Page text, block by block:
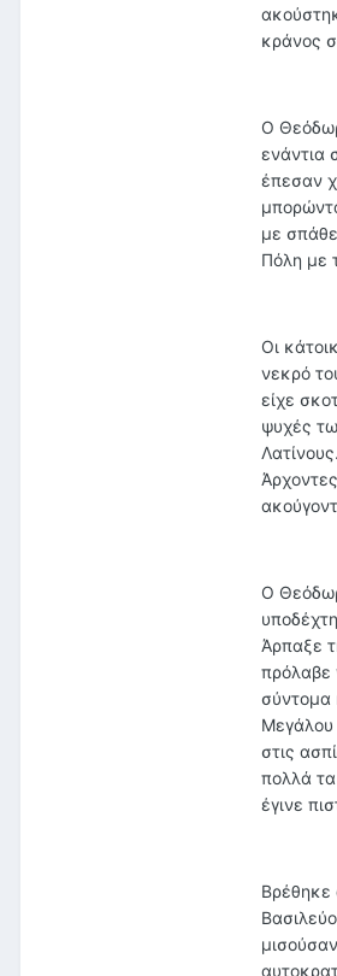
κράνος
Ο
ενάντια
έπεσαν
με
Πόλη με
Οι
νεκρό
είχε
ψυχές
Ο
Άρπαξε
πρόλαβε
σύντομα
Μεγάλου
στις
πολλά
έγινε
Βρέθηκε